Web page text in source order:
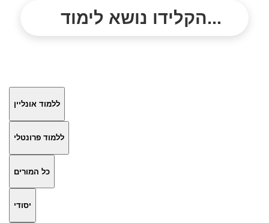
הקלידו נושא לימוד...
ללמוד אונליין
ללמוד פרונטלי
כל המורים
יסודי